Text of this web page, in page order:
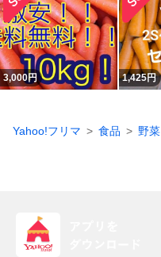
3,000円 1,425円
Yahoo!フリマ 食品 野菜